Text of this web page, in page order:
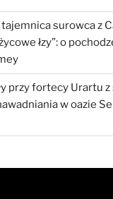
surowca z
łzy”: o
przy fortecy Urartu
w oazie